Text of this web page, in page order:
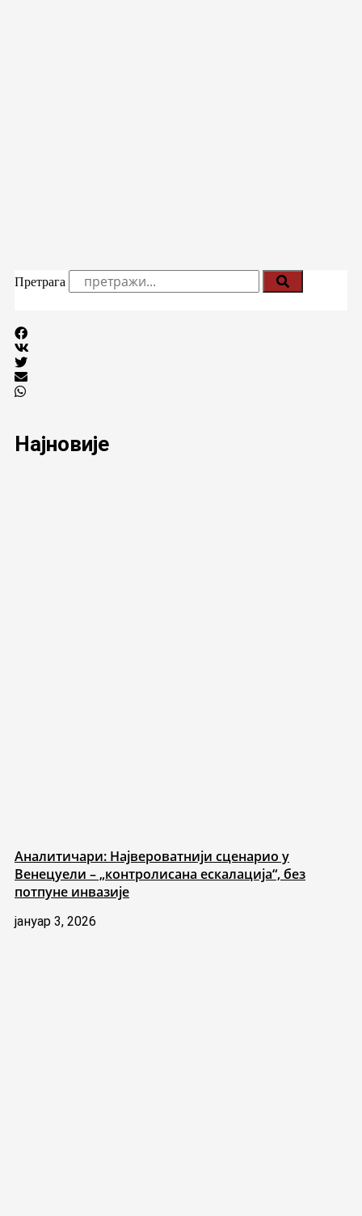
Претрага
Најновије
Аналитичари: Највероватнији сценарио у
Венецуели – „контролисана ескалација“, без
потпуне инвазије
јануар 3, 2026